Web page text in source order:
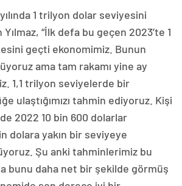
1 trilyon dolar seviyesini
“İlk defa bu geçen 2023’te 1
geçti ekonomimiz. Bunun
ama tam rakamı yine ay
1,1 trilyon seviyelerde bir
ulaştığımızı tahmin ediyoruz. Kişi
2022 10 bin 600 dolarlar
dolara yakın bir seviyeye
Şu anki tahminlerimiz bu
bunu daha net bir şekilde görmüş